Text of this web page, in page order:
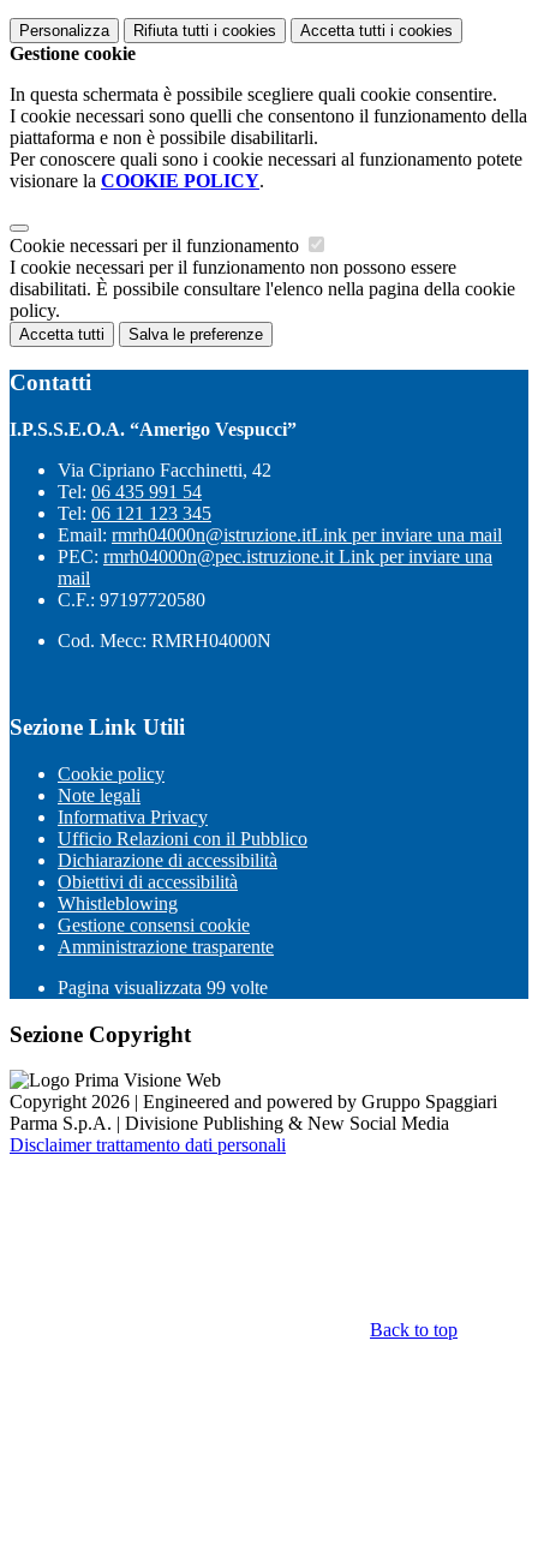
Personalizza Rifiuta tutti i cookies Accetta tutti i cookies
Gestione cookie
In questa schermata è possibile scegliere quali cookie consentire.
I cookie necessari sono quelli che consentono il funzionamento della
piattaforma e non è possibile disabilitarli.
Per conoscere quali sono i cookie necessari al funzionamento potete
visionare la COOKIE POLICY.
Cookie necessari per il funzionamento
I cookie necessari per il funzionamento non possono essere
disabilitati. È possibile consultare l'elenco nella pagina della cookie
policy.
Accetta tutti Salva le preferenze
Contatti
I.P.S.S.E.O.A. “Amerigo Vespucci”
Via Cipriano Facchinetti, 42
Tel: 06 435 991 54
Tel: 06 121 123 345
Email: rmrh04000n@istruzione.itLink per inviare una mail
PEC: rmrh04000n@pec.istruzione.it Link per inviare una
mail
C.F.: 97197720580
Cod. Mecc: RMRH04000N
Sezione Link Utili
Cookie policy
Note legali
Informativa Privacy
Ufficio Relazioni con il Pubblico
Dichiarazione di accessibilità
Obiettivi di accessibilità
Whistleblowing
Gestione consensi cookie
Amministrazione trasparente
Pagina visualizzata 99 volte
Sezione Copyright
Copyright 2026 | Engineered and powered by Gruppo Spaggiari
Parma S.p.A. | Divisione Publishing & New Social Media
Disclaimer trattamento dati personali
Back to top